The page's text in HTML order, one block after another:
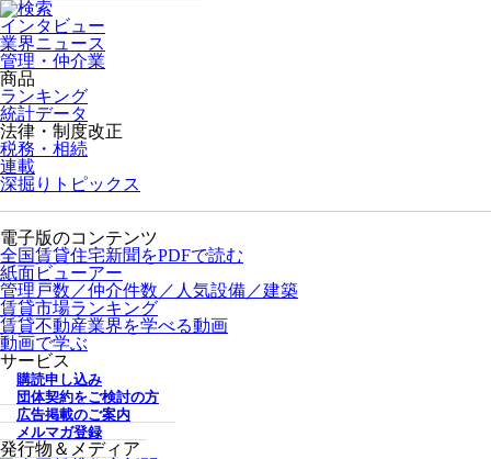
インタビュー
業界ニュース
管理・仲介業
商品
ランキング
統計データ
法律・制度改正
税務・相続
連載
深掘りトピックス
電子版のコンテンツ
全国賃貸住宅新聞をPDFで読む
紙面ビューアー
管理戸数／仲介件数／人気設備／建築
賃貸市場ランキング
賃貸不動産業界を学べる動画
動画で学ぶ
サービス
購読申し込み
団体契約をご検討の方
広告掲載のご案内
メルマガ登録
発行物＆メディア